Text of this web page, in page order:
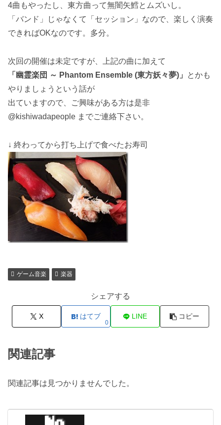
4曲もやったし、東方曲って無闇矢鱈とムズいし。
「バンド」じゃなくて「セッション」なので、楽しく演奏
できればOKなのです。多分。
次回の開催は未定ですが、上記の曲に加えて
「幽霊楽団 ～ Phantom Ensemble (東方妖々夢)」
とかも
やりましょうという話が
出ていますので、ご興味がある方は是非
@kishiwadapeople までご連絡下さい。
↓ 終わってから打ち上げで食べたお寿司
ゲーム音楽 楽器
シェアする
X はてブ
0
LINE コピー
関連記事
関連記事は見つかりませんでした。